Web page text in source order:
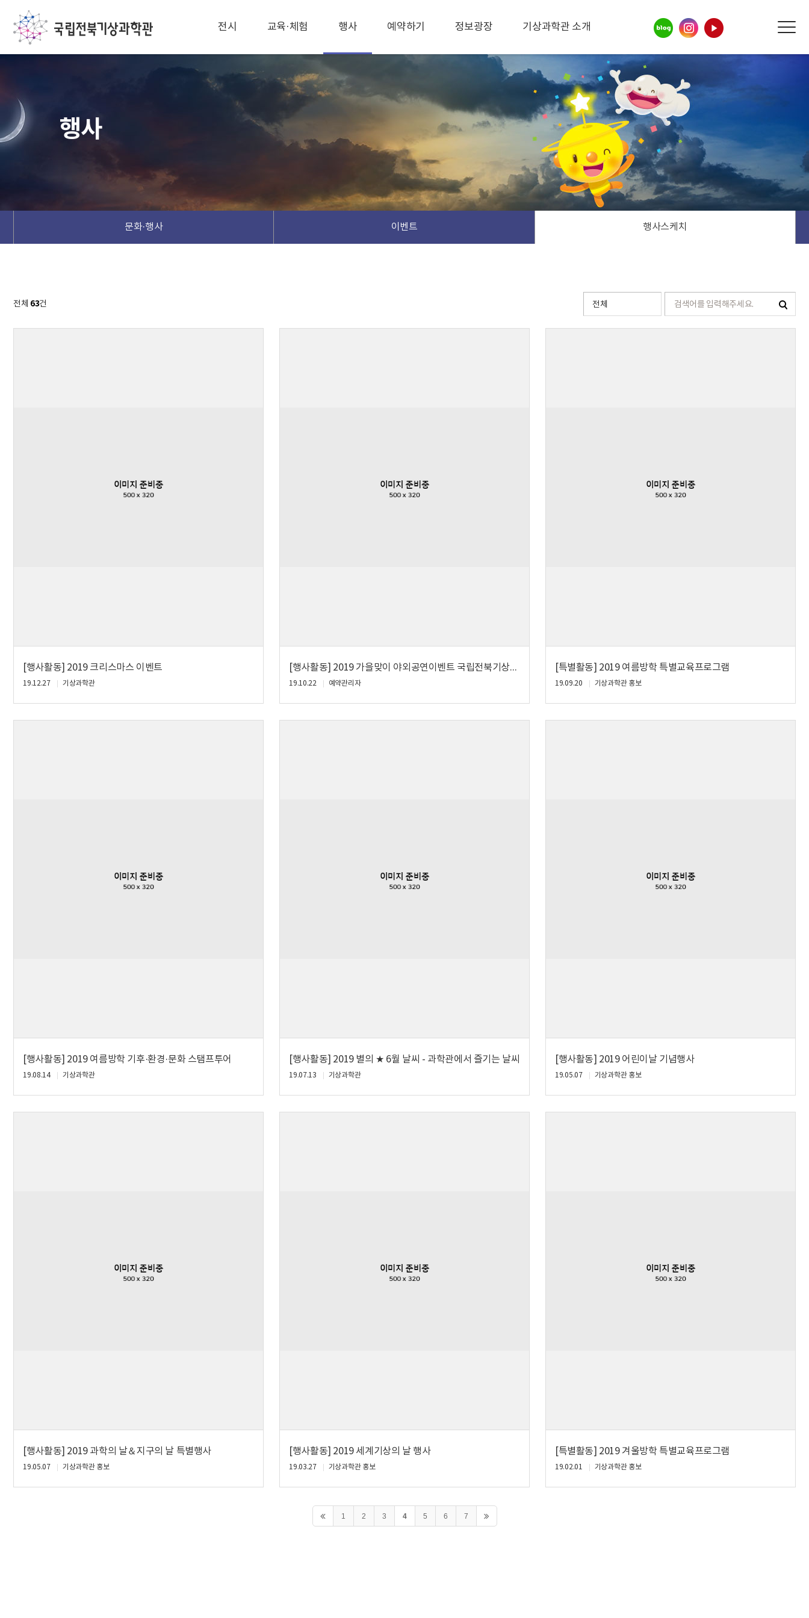
전시 교육·체험 행사 예약하기 정보광장 기상과학관 소개
행사
문화·행사 이벤트 행사스케치
전체 63건
[행사활동] 2019 크리스마스 이벤트
19.12.27 기상과학관
[행사활동] 2019 가을맞이 야외공연이벤트 국립전북기상과학관 스타디움
19.10.22 예약관리자
[특별활동] 2019 여름방학 특별교육프로그램
19.09.20 기상과학관 홍보
[행사활동] 2019 여름방학 기후·환경·문화 스탬프투어
19.08.14 기상과학관
[행사활동] 2019 별의 ★ 6월 날씨 - 과학관에서 즐기는 날씨
19.07.13 기상과학관
[행사활동] 2019 어린이날 기념행사
19.05.07 기상과학관 홍보
[행사활동] 2019 과학의 날＆지구의 날 특별행사
19.05.07 기상과학관 홍보
[행사활동] 2019 세계기상의 날 행사
19.03.27 기상과학관 홍보
[특별활동] 2019 겨울방학 특별교육프로그램
19.02.01 기상과학관 홍보
1 2 3 4 5 6 7